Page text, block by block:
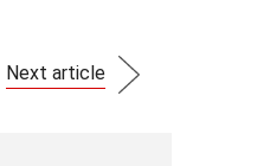
Next article